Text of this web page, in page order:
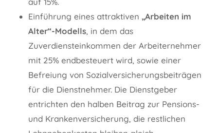
Einführung eines attraktiven „Arbeiten im
Alter“-Modells, in dem das
Zuverdiensteinkommen der Arbeiternehmer
mit 25% endbesteuert wird, sowie einer
Befreiung von Sozialversicherungsbeiträgen
für die Dienstnehmer. Die Dienstgeber
entrichten den halben Beitrag zur Pensions-
und Krankenversicherung, die restlichen